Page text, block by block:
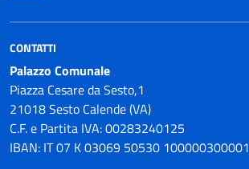
CONTATTI
Palazzo Comunale
Piazza Cesare da Sesto,1
21018 Sesto Calende (VA)
C.F. e Partita IVA: 00283240125
IBAN: IT 07 K 03069 50530 100000300001